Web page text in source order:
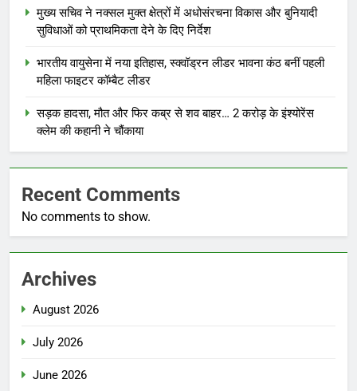
मुख्य सचिव ने नक्सल मुक्त क्षेत्रों में अधोसंरचना विकास और बुनियादी
सुविधाओं को प्राथमिकता देने के दिए निर्देश
भारतीय वायुसेना में नया इतिहास, स्क्वॉड्रन लीडर भावना कंठ बनीं पहली
महिला फाइटर कॉम्बैट लीडर
सड़क हादसा, मौत और फिर कब्र से शव बाहर… 2 करोड़ के इंश्योरेंस
क्लेम की कहानी ने चौंकाया
Recent Comments
No comments to show.
Archives
August 2026
July 2026
June 2026